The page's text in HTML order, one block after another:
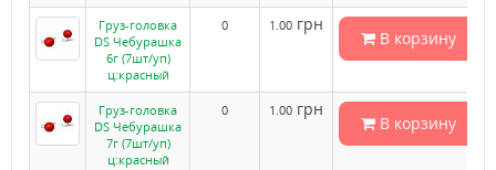
Груз-головка
DS Чебурашка
6г (7шт/уп)
ц:красный
0 1.00 грн
В корзину
Груз-головка
DS Чебурашка
7г (7шт/уп)
ц:красный
0 1.00 грн
В корзину